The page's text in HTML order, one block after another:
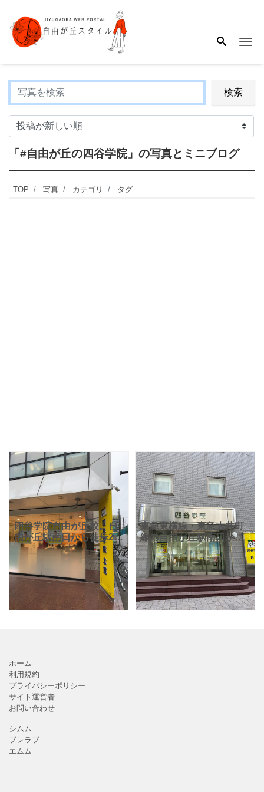
検索
「#自由が丘の四谷学院」 の写真とミニブログ
TOP 写真 カテゴリ タグ
四谷学院自由が丘校。自
由が丘駅南口から徒歩2
分、九品仏川緑道沿いに
あります。黄色い看板が
目印の大手大学受験予備
校です。駅から近いので
通うのも便利、緑道に隣
接し、
東急東横線・東急大井町
線の自由が丘駅南口から
徒歩2分の大学受験予備校
「四谷学院 自由が丘校」
さん。 駅近で便利な立
地、九品仏川緑道沿いに
あるので環境もとても良
い
ホーム
利用規約
プライバシーポリシー
サイト運営者
お問い合わせ
シムム
ブレラブ
エムム